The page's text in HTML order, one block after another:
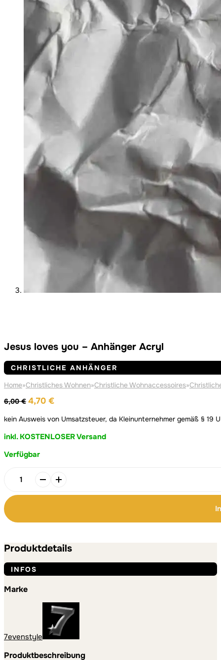
Jesus loves you – Anhänger Acryl
CHRISTLICHE ANHÄNGER
Home»Christliches Wohnen»Christliche Wohnaccessoires»
6,00€ Ursprünglicher
war:
6,00 €
4,70 €Aktueller
ist:
4,70 €.
kein Ausweis von Umsatzsteuer, da Kleinunternehmer gemäß § 19
inkl. KOSTENLOSER Versand
Verfügbar
Jesus
loves
-
Anhänger
Menge
Produktdetails
INFOS
Marke
7evenstyle
Produktbeschreibung